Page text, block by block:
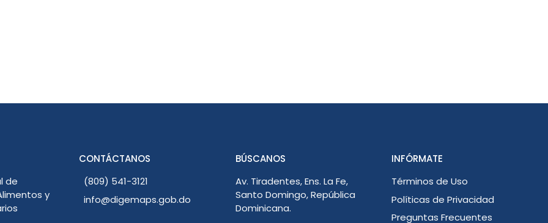
de
y
CONTÁCTANOS
(809) 541-3121
info@digemaps.gob.do
BÚSCANOS
Av. Tiradentes, Ens. La Fe,
Santo Domingo, República
Dominicana.
INFÓRMATE
Términos de Uso
Políticas de Privacidad
Preguntas Frecuentes